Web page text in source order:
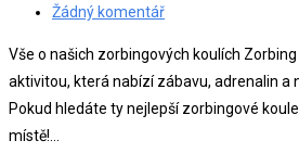
publikován
příspěvku
Komentáře
příspěvku
Žádný komentář
Vše o našich zorbingových koulích
aktivitou, která nabízí zábavu, adrenalin a
Pokud hledáte ty nejlepší zorbingové
místě!…